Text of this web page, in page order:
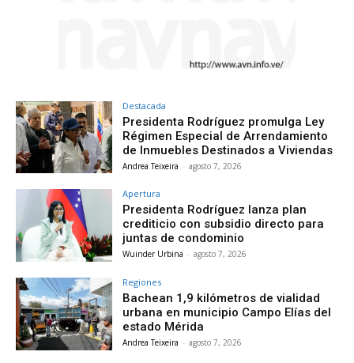
Destacada
Presidenta Rodríguez promulga Ley
Régimen Especial de Arrendamiento
de Inmuebles Destinados a Viviendas
Andrea Teixeira - agosto 7, 2026
Apertura
Presidenta Rodríguez lanza plan
crediticio con subsidio directo para
juntas de condominio
Wuinder Urbina - agosto 7, 2026
Regiones
Bachean 1,9 kilómetros de vialidad
urbana en municipio Campo Elías del
estado Mérida
Andrea Teixeira - agosto 7, 2026